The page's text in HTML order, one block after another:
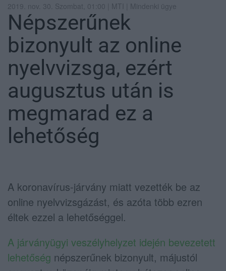
2019. nov. 30. Szombat, 01:00 | MTI | Mindenki ügye
Népszerűnek
bizonyult az online
nyelvvizsga, ezért
augusztus után is
megmarad ez a
lehetőség
A koronavírus-járvány miatt vezették be az
online nyelvvizsgázást, és azóta több ezren
éltek ezzel a lehetőséggel.
A járványügyi veszélyhelyzet idején bevezetett
lehetőség népszerűnek bizonyult, májustól